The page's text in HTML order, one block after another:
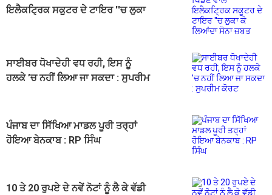
ਇਲੈਕਟ੍ਰਿਕ ਸਕੂਟਰ ਦੇ ਟਾਇਰ ''ਚ ਲੁਕਾ
ਸਾਈਬਰ ਧੋਖਾਦੇਹੀ ਵਧ ਰਹੀ, ਇਸ ਨੂੰ
ਹਲਕੇ ’ਚ ਨਹੀਂ ਲਿਆ ਜਾ ਸਕਦਾ : ਸੁਪਰੀਮ
ਪੰਜਾਬ ਦਾ ਸਿੱਖਿਆ ਮਾਡਲ ਪੂਰੀ ਤਰ੍ਹਾਂ
ਹੋਇਆ ਬੇਨਕਾਬ : RP ਸਿੰਘ
10 ਤੇ 20 ਰੁਪਏ ਦੇ ਨਵੇਂ ਨੋਟਾਂ ਨੂੰ ਲੈ ਕੇ ਵੱਡੀ